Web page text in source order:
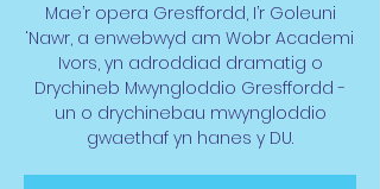
Mae’r opera Gresffordd, I’r Goleuni
‘Nawr, a enwebwyd am Wobr Academi
Ivors, yn adroddiad dramatig o
Drychineb Mwyngloddio Gresffordd -
un o drychinebau mwyngloddio
gwaethaf yn hanes y DU.